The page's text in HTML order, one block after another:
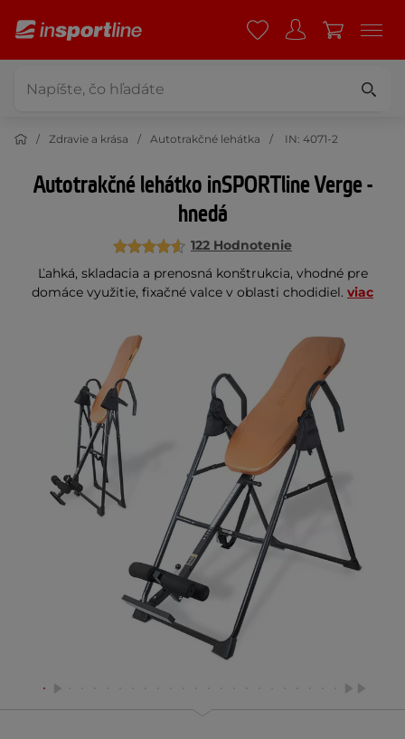
Zdravie a krása Autotrakčné lehátka IN: 4071-2
Autotrakčné lehátko inSPORTline Verge -
hnedá
122 Hodnotenie
Ľahká, skladacia a prenosná konštrukcia, vhodné pre
domáce využitie, fixačné valce v oblasti chodidiel. viac